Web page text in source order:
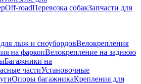
Off-roadПеревозка собакЗапчасти для
лыж и сноубордовВелокрепления
на фаркопВелокрепление на заднюю
Багажники на
частиУстановочные
Опоры багажникаКрепления для